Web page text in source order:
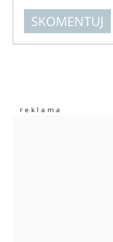
SKOMENTUJ
Imię (Wymagane)